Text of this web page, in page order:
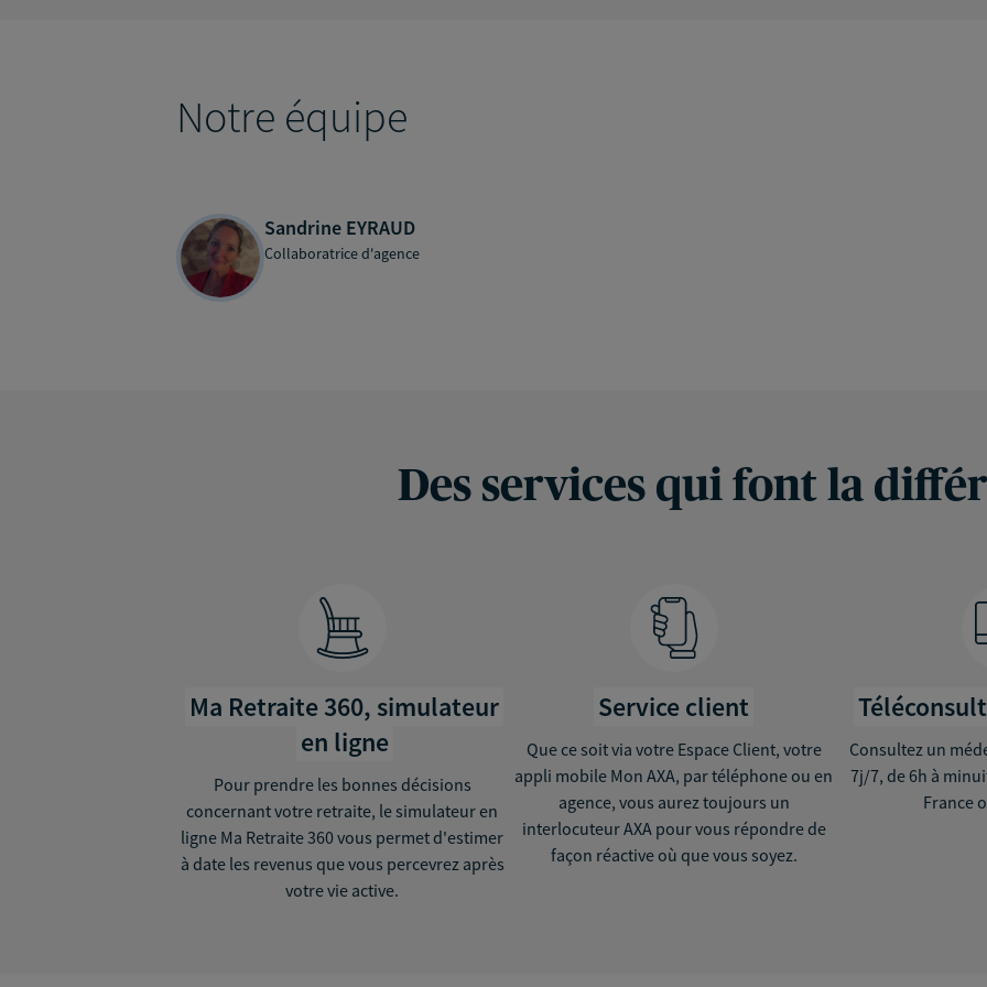
Notre équipe
Sandrine EYRAUD
Collaboratrice d'agence
Des services qui font la
Ma Retraite 360, simulateur
en ligne
Pour prendre les bonnes décisions
concernant votre retraite, le simulateur en
ligne Ma Retraite 360 vous permet d'estimer
à date les revenus que vous percevrez après
votre vie active.
Service client
Que ce soit via votre Espace Client, votre
appli mobile Mon AXA, par téléphone ou en
agence, vous aurez toujours un
interlocuteur AXA pour vous répondre de
façon réactive où que vous soyez.
Consultez un
7j/7, de 6h à
France